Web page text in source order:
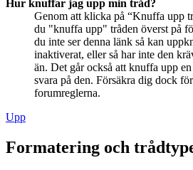
Hur knuffar jag upp min tråd?
Genom att klicka på “Knuffa upp
du "knuffa upp" tråden överst på
du inte ser denna länk så kan
inaktiverat, eller så har inte den
än. Det går också att knuffa upp
svara på den. Försäkra dig dock
forumreglerna.
Upp
Formatering och